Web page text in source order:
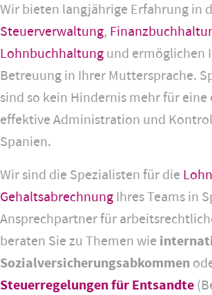
Wir bieten langjährige Erfahrung in
Steuerverwaltung,
Lohnbuchhaltung und ermöglichen
Betreuung in Ihrer Muttersprache.
sind so kein Hindernis mehr für
effektive Administration und
Spanien.
Wir sind die Spezialisten für die
Gehaltsabrechnung Ihres Teams in
Ansprechpartner für
beraten Sie zu Themen wie
Sozialversicherungsabkommen
Steuerregelungen für Entsandte